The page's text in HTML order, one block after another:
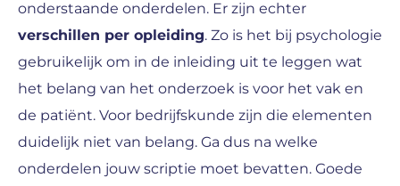
onderstaande onderdelen. Er zijn echter
verschillen per opleiding. Zo is het bij psychologie
gebruikelijk om in de inleiding uit te leggen wat
het belang van het onderzoek is voor het vak en
de patiënt. Voor bedrijfskunde zijn die elementen
duidelijk niet van belang. Ga dus na welke
onderdelen jouw scriptie moet bevatten. Goede